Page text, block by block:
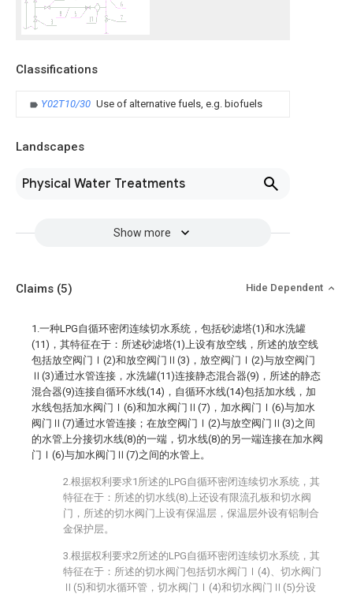
Classifications
Y02T10/30 Use of alternative fuels, e.g. biofuels
Landscapes
Physical Water Treatments
Show more
Claims (5) Hide Dependent
1.一种LPG自循环密闭连续切水系统，包括砂滤塔(1)和水洗罐
(11)，其特征在于：所述砂滤塔(1)上设有放空线，所述的放空线
包括放空阀门Ⅰ(2)和放空阀门Ⅱ(3)，放空阀门Ⅰ(2)与放空阀门
Ⅱ(3)通过水管连接，水洗罐(11)连接静态混合器(9)，所述的静态
混合器(9)连接自循环水线(14)，自循环水线(14)包括加水线，加
水线包括加水阀门Ⅰ(6)和加水阀门Ⅱ(7)，加水阀门Ⅰ(6)与加水
阀门Ⅱ(7)通过水管连接；在放空阀门Ⅰ(2)与放空阀门Ⅱ(3)之间
的水管上分接切水线(8)的一端，切水线(8)的另一端连接在加水阀
门Ⅰ(6)与加水阀门Ⅱ(7)之间的水管上。
2.根据权利要求1所述的LPG自循环密闭连续切水系统，其
特征在于：所述的切水线(8)上还设有限流孔板和切水阀
门，所述的切水阀门上设有保温层，保温层外设有铝制合
金保护层。
3.根据权利要求2所述的LPG自循环密闭连续切水系统，其
特征在于：所述的切水阀门包括切水阀门Ⅰ(4)、切水阀门
Ⅱ(5)和切水循环管，切水阀门Ⅰ(4)和切水阀门Ⅱ(5)分设